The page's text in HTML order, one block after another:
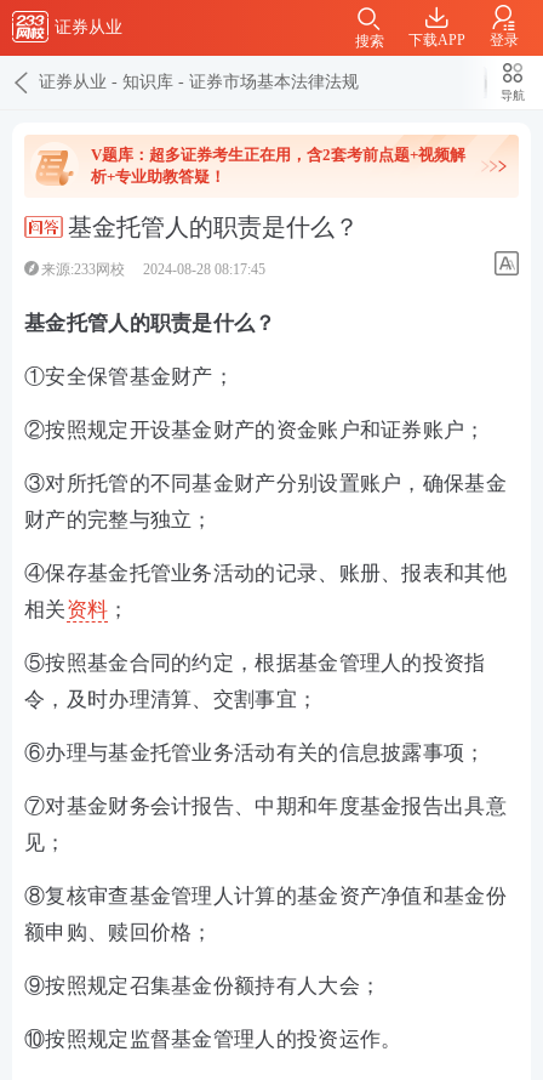
证券从业
下载APP 登录
搜索
证券从业 - 知识库 - 证券市场基本法律法规
导航
V题库：超多证券考生正在用，含2套考前点题+视频解
析+专业助教答疑！
基金托管人的职责是什么？
来源:233网校 2024-08-28 08:17:45
基金托管人的职责是什么？
①安全保管基金财产；
②按照规定开设基金财产的资金账户和证券账户；
③对所托管的不同基金财产分别设置账户，确保基金
财产的完整与独立；
④保存基金托管业务活动的记录、账册、报表和其他
相关资料 ；
⑤按照基金合同的约定，根据基金管理人的投资指
令，及时办理清算、交割事宜；
⑥办理与基金托管业务活动有关的信息披露事项；
⑦对基金财务会计报告、中期和年度基金报告出具意
见；
⑧复核审查基金管理人计算的基金资产净值和基金份
额申购、赎回价格；
⑨按照规定召集基金份额持有人大会；
⑩按照规定监督基金管理人的投资运作。